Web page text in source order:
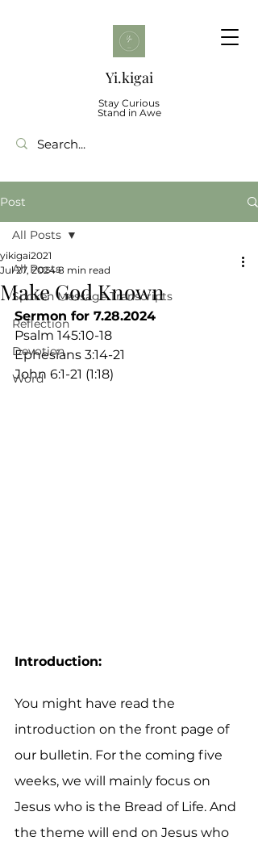
Yi.kigai
Stay Curious
Stand in Awe
Post
All Posts
Spoken Message Transcripts
Reflection
Devotion
Word
All Posts
Make God Known
yikigai2021
Jul 27, 2024 8 min read
Sermon for 7.28.2024
Psalm 145:10-18
Ephesians 3:14-21
John 6:1-21 (1:18)
Introduction:
You might have read the
introduction on the front page of
our bulletin. For the coming five
weeks, we will mainly focus on
Jesus who is the Bread of Life. And
the theme will end on Jesus who